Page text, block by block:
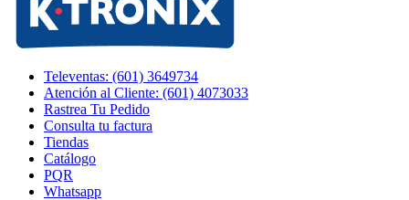
Televentas: (601) 3649734
Atención al Cliente: (601) 4073033
Rastrea Tu Pedido
Consulta tu factura
Tiendas
Catálogo
PQR
Whatsapp